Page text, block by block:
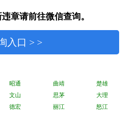
章请前往微信查询。
入口 > >
昭通 曲靖
楚雄
文山 思茅
大理
德宏 丽江
怒江